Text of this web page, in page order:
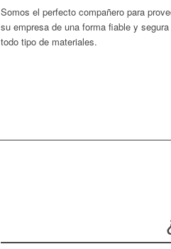
Somos el perfecto compañero para
su empresa de una forma fiable y
todo tipo de materiales.